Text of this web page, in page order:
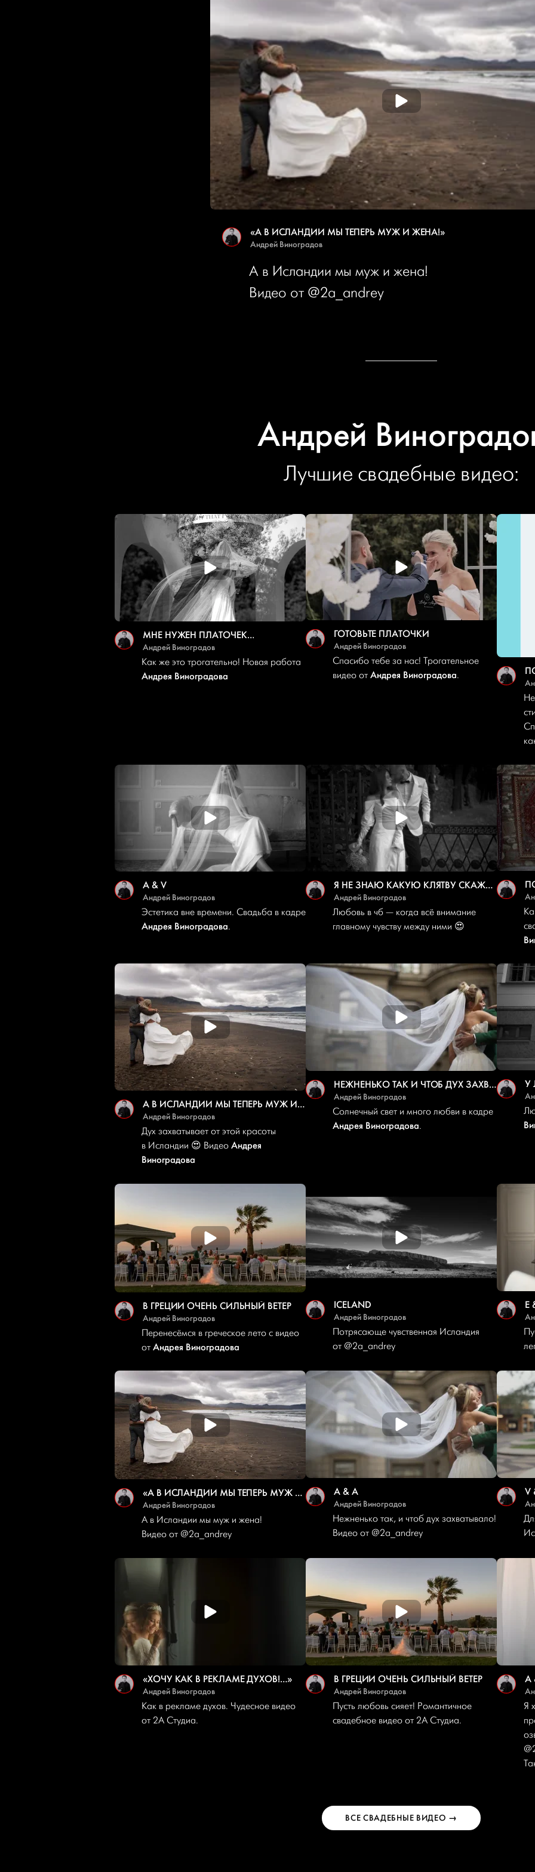
«А В ИСЛАНДИИ МЫ ТЕПЕРЬ МУЖ И ЖЕНА!»
Андрей Виноградов
А в Исландии мы муж и жена!
Видео от @2a_andrey
Андрей
Лучшие свадебные видео:
МНЕ НУЖЕН ПЛАТОЧЕК…
Андрей Виноградов
Как же это трогательно! Новая работа
Андрея Виноградова
ГОТОВЬТЕ ПЛАТОЧКИ
Андрей Виноградов
Спасибо тебе за нас! Трогательное
видео от Андрея Виноградова.
A & V
Андрей Виноградов
Эстетика вне времени. Свадьба в кадре
Андрея Виноградова.
Я НЕ ЗНАЮ КАКУЮ КЛЯТВУ СКАЖЕТ ОЛЬГА, НО ПОПРОБУЮ УГАДАТЬ …
Андрей Виноградов
Любовь в чб — когда всё внимание
главному чувству между ними 😍
А В ИСЛАНДИИ МЫ ТЕПЕРЬ МУЖ И ЖЕНА!
Андрей Виноградов
Дух захватывает от этой красоты
в Исландии 😍 Видео Андрея
Виноградова
НЕЖНЕНЬКО ТАК И ЧТОБ ДУХ ЗАХВАТЫВАЛО!…
Андрей Виноградов
Солнечный свет и много любви в кадре
Андрея Виноградова.
У
В ГРЕЦИИ ОЧЕНЬ СИЛЬНЫЙ ВЕТЕР
Андрей Виноградов
Перенесёмся в греческое лето с видео
от Андрея Виноградова
ICELAND
Андрей Виноградов
Потрясающе чувственная Исландия
от @2a_andrey
E
«А В ИСЛАНДИИ МЫ ТЕПЕРЬ МУЖ И ЖЕНА!»
Андрей Виноградов
А в Исландии мы муж и жена!
Видео от @2a_andrey
A & A
Андрей Виноградов
Нежненько так, и чтоб дух захватывало!
Видео от @2a_andrey
V
«ХОЧУ КАК В РЕКЛАМЕ ДУХОВ!…»
Андрей Виноградов
Как в рекламе духов. Чудесное видео
от 2A Студиа.
В ГРЕЦИИ ОЧЕНЬ СИЛЬНЫЙ ВЕТЕР
Андрей Виноградов
Пусть любовь сияет! Романтичное
свадебное видео от 2A Студиа.
A
Я
ВСЕ СВАДЕБНЫЕ ВИДЕО →